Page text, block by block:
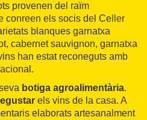
provenen del raïm
conreen els socis del Celler
blanques garnatxa
cabernet sauvignon, garnatxa
han estat reconeguts amb
botiga agroalimentària.
els vins de la casa. A
elaborats artesanalment